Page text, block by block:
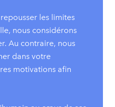
les limites
nous considérons
Au contraire, nous
dans votre
motivations afin